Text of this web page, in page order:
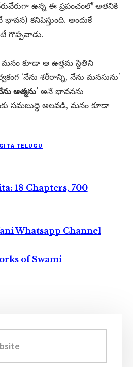
ఉన్న ఈ ప్రపంచంలో అతనికి
కనిపిస్తుంది. అందుకే
గొప్పవాడు.
మనం కూడా ఆ ఉత్తమ స్థితిని
‘నేను శరీరాన్ని, నేను మనసును’
ఆత్మను’ అనే భావనను
సమబుద్ధి అలవడి, మనం కూడా
TELUGU
18 Chapters, 700
Whatsapp Channel
of Swami